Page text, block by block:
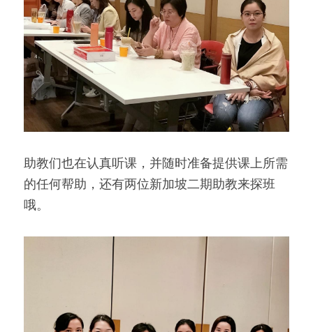
助教们也在认真听课，并随时准备提供课上所需
的任何帮助，还有两位新加坡二期助教来探班
哦。